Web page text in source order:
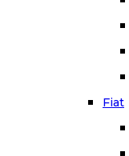
Fiat